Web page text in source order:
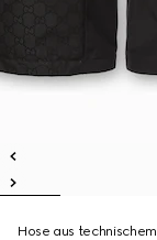
Hose aus technischem